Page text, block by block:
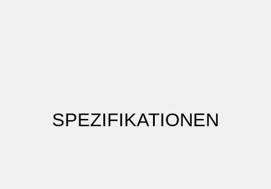
SPEZIFIKATIONEN